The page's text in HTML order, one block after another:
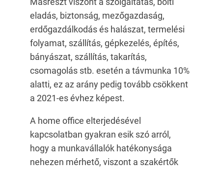
eladás, biztonság, mezőgazdaság,
erdőgazdálkodás és halászat, termelési
folyamat, szállítás, gépkezelés, építés,
bányászat, szállítás, takarítás,
csomagolás stb. esetén a távmunka 10%
alatti, ez az arány pedig tovább csökkent
a 2021-es évhez képest.
A home office elterjedésével
kapcsolatban gyakran esik szó arról,
hogy a munkavállalók hatékonysága
nehezen mérhető, viszont a szakértők